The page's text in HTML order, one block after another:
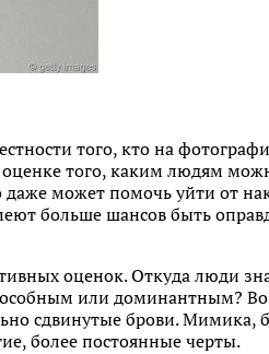
того, кто на
того, каким людям
даже может помочь уйти от
больше шансов быть
оценок. Откуда люди
или доминантным?
сдвинутые брови. Мимика,
более постоянные черты.